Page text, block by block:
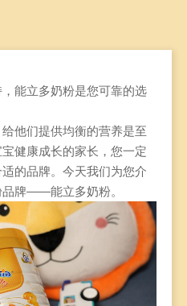
能立多奶粉是您可靠的选
他们提供均衡的营养是至
健康成长的家长，您一定
的品牌。今天我们为您介
品牌——能立多奶粉。